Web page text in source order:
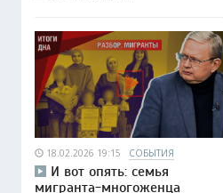
18.02.2026 19:15 СОБЫТИЯ
И вот опять: семья
мигранта-многоженца